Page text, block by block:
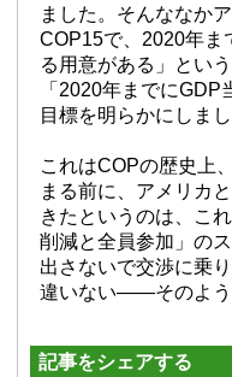
ました。そんななか
COP15で、2020年ま
る用意がある」とい
「2020年までに
目標を明らかにしまし
これはCOPの歴史上
まる前に、アメリカ
きたというのは、こ
削減と全員参加」の
出さないで交渉に乗
違いない——そのよう
記事をシェアする